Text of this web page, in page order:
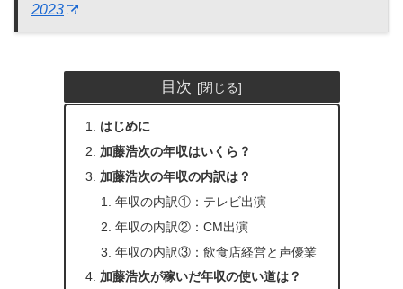
2023
目次
はじめに
加藤浩次の年収はいくら？
加藤浩次の年収の内訳は？
年収の内訳①：テレビ出演
年収の内訳②：CM出演
年収の内訳③：飲食店経営と声優業
加藤浩次が稼いだ年収の使い道は？